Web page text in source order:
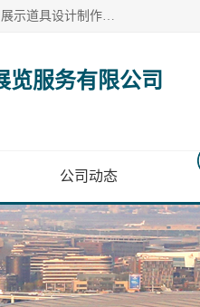
上海日朗展览服务有限公司位于上海市青浦区白鹤镇，营业范围有展览展示会务服务，室内装饰设计及施工，展示道具设计制作，舞台设计，图文设计，灯箱制作，园林绿化工程，广告装潢材料，建筑材料，办公用品，工艺礼品日用百货销售。
览服务有限公司
公司动态